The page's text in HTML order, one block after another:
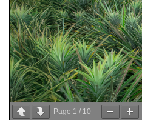
Page 1 / 10